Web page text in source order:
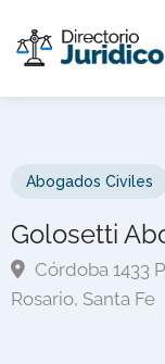
Abogados Civiles
Golosetti
Córdoba 1433
Rosario, Santa Fe